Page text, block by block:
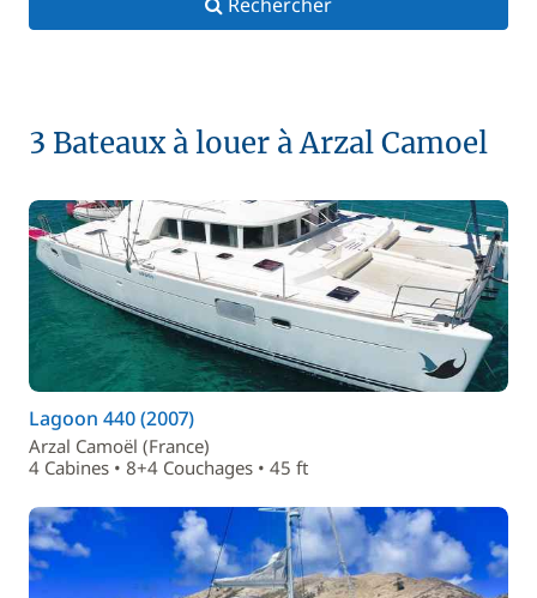
3 Bateaux à louer à Arzal Camoel
Lagoon 440 (2007)
Arzal Camoël (France)
4 Cabines • 8+4 Couchages • 45 ft